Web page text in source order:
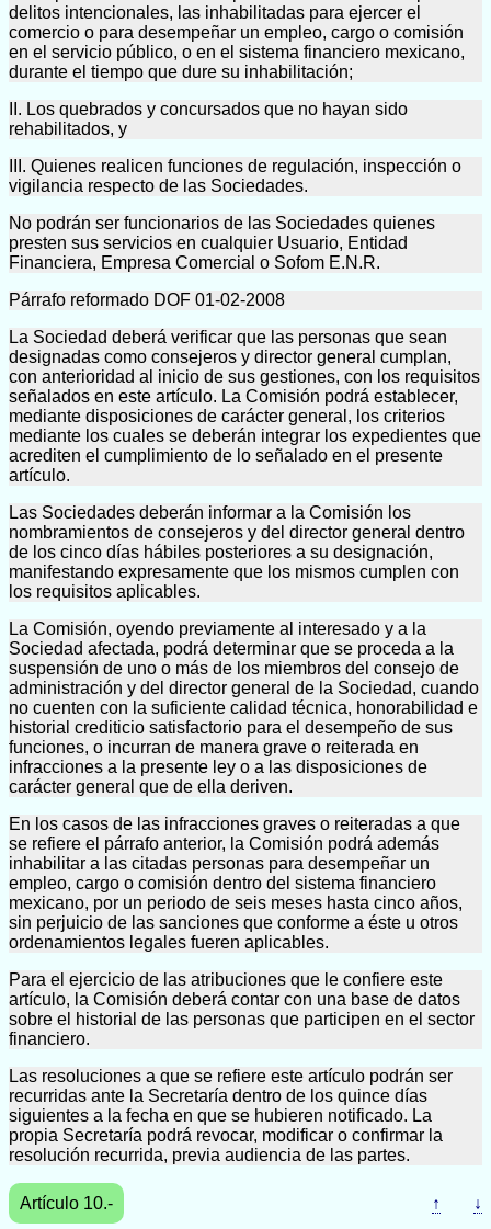
delitos intencionales, las inhabilitadas para ejercer el
comercio o para desempeñar un empleo, cargo o comisión
en el servicio público, o en el sistema financiero mexicano,
durante el tiempo que dure su inhabilitación;
II. Los quebrados y concursados que no hayan sido
rehabilitados, y
III. Quienes realicen funciones de regulación, inspección o
vigilancia respecto de las Sociedades.
No podrán ser funcionarios de las Sociedades quienes
presten sus servicios en cualquier Usuario, Entidad
Financiera, Empresa Comercial o Sofom E.N.R.
Párrafo reformado DOF 01-02-2008
La Sociedad deberá verificar que las personas que sean
designadas como consejeros y director general cumplan,
con anterioridad al inicio de sus gestiones, con los requisitos
señalados en este artículo. La Comisión podrá establecer,
mediante disposiciones de carácter general, los criterios
mediante los cuales se deberán integrar los expedientes que
acrediten el cumplimiento de lo señalado en el presente
artículo.
Las Sociedades deberán informar a la Comisión los
nombramientos de consejeros y del director general dentro
de los cinco días hábiles posteriores a su designación,
manifestando expresamente que los mismos cumplen con
los requisitos aplicables.
La Comisión, oyendo previamente al interesado y a la
Sociedad afectada, podrá determinar que se proceda a la
suspensión de uno o más de los miembros del consejo de
administración y del director general de la Sociedad, cuando
no cuenten con la suficiente calidad técnica, honorabilidad e
historial crediticio satisfactorio para el desempeño de sus
funciones, o incurran de manera grave o reiterada en
infracciones a la presente ley o a las disposiciones de
carácter general que de ella deriven.
En los casos de las infracciones graves o reiteradas a que
se refiere el párrafo anterior, la Comisión podrá además
inhabilitar a las citadas personas para desempeñar un
empleo, cargo o comisión dentro del sistema financiero
mexicano, por un periodo de seis meses hasta cinco años,
sin perjuicio de las sanciones que conforme a éste u otros
ordenamientos legales fueren aplicables.
Para el ejercicio de las atribuciones que le confiere este
artículo, la Comisión deberá contar con una base de datos
sobre el historial de las personas que participen en el sector
financiero.
Las resoluciones a que se refiere este artículo podrán ser
recurridas ante la Secretaría dentro de los quince días
siguientes a la fecha en que se hubieren notificado. La
propia Secretaría podrá revocar, modificar o confirmar la
resolución recurrida, previa audiencia de las partes.
Artículo 10.- ↑ ↓